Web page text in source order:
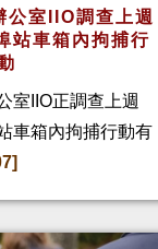
公室IIO調查上週
站車箱內拘捕行
室IIO正調查上週
車箱內拘捕行動有